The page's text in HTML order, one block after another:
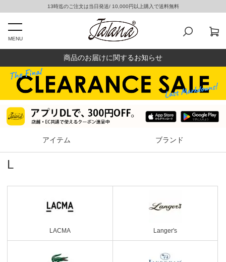
13時迄のご注文は当日発送/ 10,000円以上購入で送料無料
MENU
商品のお届けに関するお知らせ
アイテム ブランド
L
LACMA Langer's